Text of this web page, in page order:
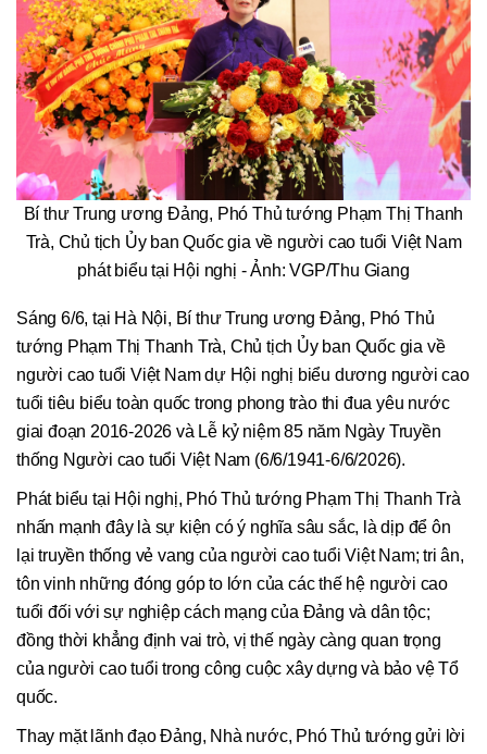
Bí thư Trung ương Đảng, Phó Thủ tướng Phạm Thị Thanh
Trà, Chủ tịch Ủy ban Quốc gia về người cao tuổi Việt Nam
phát biểu tại Hội nghị - Ảnh: VGP/Thu Giang
Sáng 6/6, tại Hà Nội, Bí thư Trung ương Đảng, Phó Thủ
tướng Phạm Thị Thanh Trà, Chủ tịch Ủy ban Quốc gia về
người cao tuổi Việt Nam dự Hội nghị biểu dương người cao
tuổi tiêu biểu toàn quốc trong phong trào thi đua yêu nước
giai đoạn 2016-2026 và Lễ kỷ niệm 85 năm Ngày Truyền
thống Người cao tuổi Việt Nam (6/6/1941-6/6/2026).
Phát biểu tại Hội nghị, Phó Thủ tướng Phạm Thị Thanh Trà
nhấn mạnh đây là sự kiện có ý nghĩa sâu sắc, là dịp để ôn
lại truyền thống vẻ vang của người cao tuổi Việt Nam; tri ân,
tôn vinh những đóng góp to lớn của các thế hệ người cao
tuổi đối với sự nghiệp cách mạng của Đảng và dân tộc;
đồng thời khẳng định vai trò, vị thế ngày càng quan trọng
của người cao tuổi trong công cuộc xây dựng và bảo vệ Tổ
quốc.
Thay mặt lãnh đạo Đảng, Nhà nước, Phó Thủ tướng gửi lời